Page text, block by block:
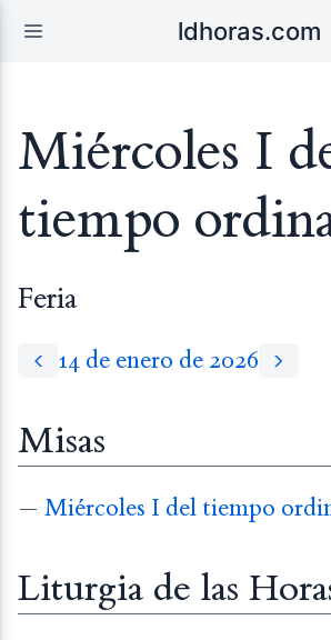
ldhoras.com
Miércoles I
tiempo
Feria
14 de enero de 2026
Misas
— Miércoles I del tiempo
Liturgia de las